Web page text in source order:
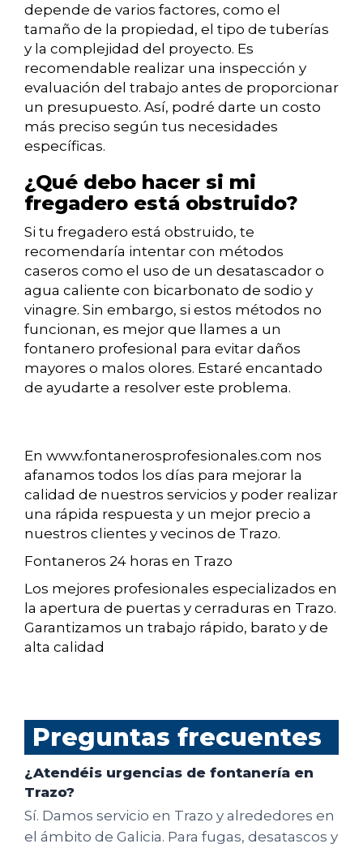
depende de varios factores, como el
tamaño de la propiedad, el tipo de tuberías
y la complejidad del proyecto. Es
recomendable realizar una inspección y
evaluación del trabajo antes de proporcionar
un presupuesto. Así, podré darte un costo
más preciso según tus necesidades
específicas.
¿Qué debo hacer si mi
fregadero está obstruido?
Si tu fregadero está obstruido, te
recomendaría intentar con métodos
caseros como el uso de un desatascador o
agua caliente con bicarbonato de sodio y
vinagre. Sin embargo, si estos métodos no
funcionan, es mejor que llames a un
fontanero profesional para evitar daños
mayores o malos olores. Estaré encantado
de ayudarte a resolver este problema.
En www.fontanerosprofesionales.com nos
afanamos todos los días para mejorar la
calidad de nuestros servicios y poder realizar
una rápida respuesta y un mejor precio a
nuestros clientes y vecinos de Trazo.
Fontaneros 24 horas en Trazo
Los mejores profesionales especializados en
la apertura de puertas y cerraduras en Trazo.
Garantizamos un trabajo rápido, barato y de
alta calidad
Preguntas frecuentes
¿Atendéis urgencias de fontanería en
Trazo?
Sí. Damos servicio en Trazo y alrededores en
el ámbito de Galicia. Para fugas, desatascos y